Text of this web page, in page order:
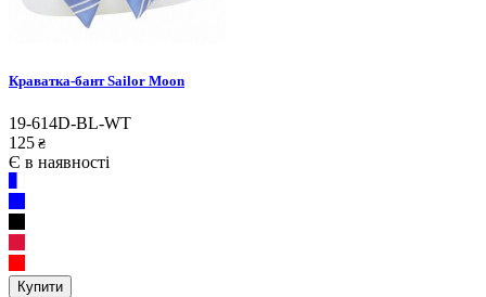
Краватка-бант Sailor Moon
19-614D-BL-WT
125 ₴
Є в наявності
Купити